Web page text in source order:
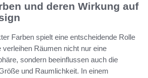
und deren Wirkung auf
Farben spielt eine entscheidende Rolle
Räumen nicht nur eine
sondern beeinflussen auch die
und Raumlichkeit. In einem